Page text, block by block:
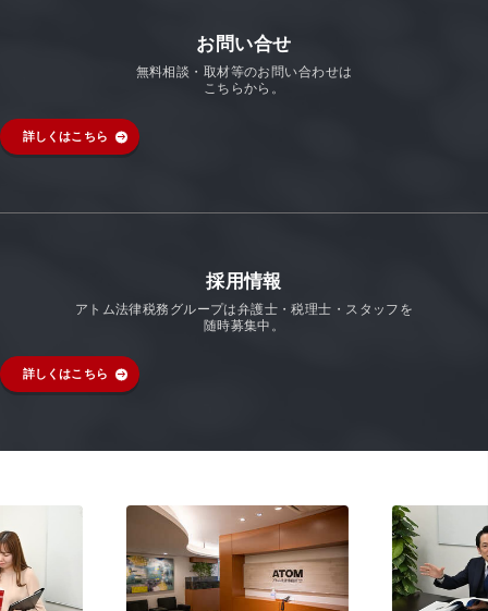
お問い合せ
無料相談・取材等のお問い合わせは
こちらから。
詳しくはこちら
採用情報
アトム法律税務グループは弁護士・税理士・スタッフを
随時募集中。
詳しくはこちら